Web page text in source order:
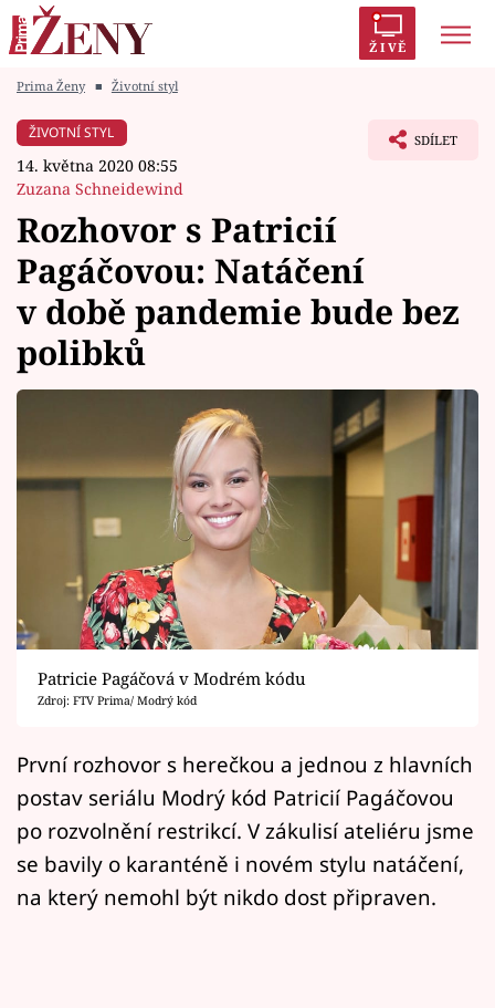
ŽIVĚ
Módní alarm
Témata
Celebrity
Vztahy
Horoskopy
Sledujte prima+
Filmový festival Karlovy Vary
Přihlášení
Sledujte nás
Prima Ženy ■ Životní styl
ŽIVOTNÍ STYL
14. května 2020 08:55
Zuzana Schneidewind
SDÍLET
Rozhovor s Patricií
Pagáčovou: Natáčení
v době pandemie bude bez
polibků
Patricie Pagáčová v Modrém kódu
Zdroj: FTV Prima/ Modrý kód
První rozhovor s herečkou a jednou z hlavních
postav seriálu Modrý kód Patricií Pagáčovou
po rozvolnění restrikcí. V zákulisí ateliéru jsme
se bavily o karanténě i novém stylu natáčení,
na který nemohl být nikdo dost připraven.